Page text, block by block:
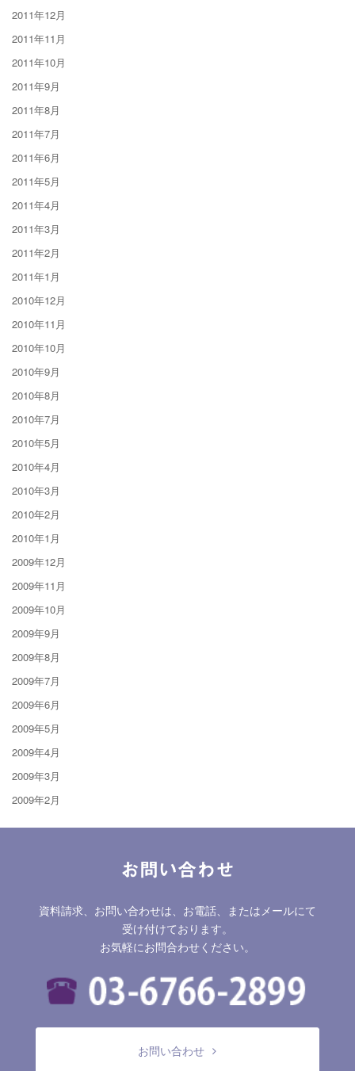
2011年12月
2011年11月
2011年10月
2011年9月
2011年8月
2011年7月
2011年6月
2011年5月
2011年4月
2011年3月
2011年2月
2011年1月
2010年12月
2010年11月
2010年10月
2010年9月
2010年8月
2010年7月
2010年5月
2010年4月
2010年3月
2010年2月
2010年1月
2009年12月
2009年11月
2009年10月
2009年9月
2009年8月
2009年7月
2009年6月
2009年5月
2009年4月
2009年3月
2009年2月
お問い合わせ
資料請求、お問い合わせは、お電話、またはメールにて
受け付けております。
お気軽にお問合わせください。
お問い合わせ